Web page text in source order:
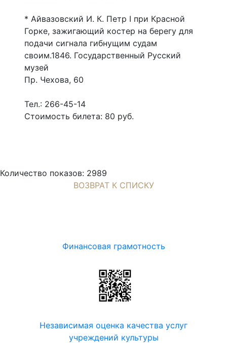
* Айвазовский И. К. Петр I при Красной
Горке, зажигающий костер на берегу для
подачи сигнала гибнущим судам
своим.1846. Государственный Русский
музей
Пр. Чехова, 60
Тел.: 266-45-14
Стоимость билета: 80 руб.
Количество показов: 2989
ВОЗВРАТ К СПИСКУ
Финансовая грамотность
Независимая оценка качества услуг
учреждений культуры